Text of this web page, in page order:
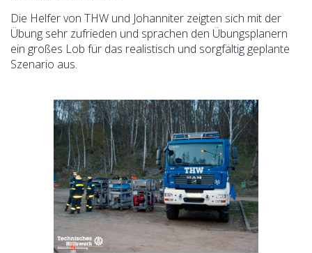
Die Helfer von THW und Johanniter zeigten sich mit der
Übung sehr zufrieden und sprachen den Übungsplanern
ein großes Lob für das realistisch und sorgfältig geplante
Szenario aus.